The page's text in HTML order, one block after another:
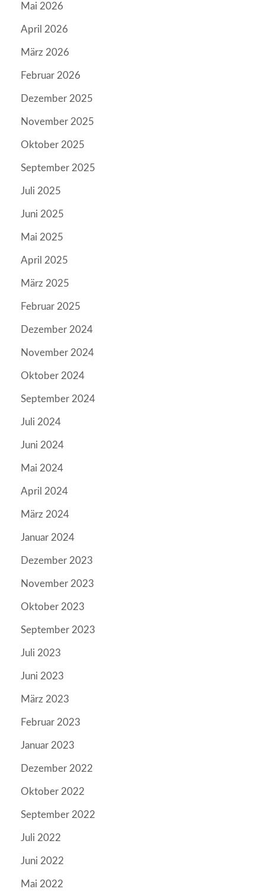
Mai 2026
April 2026
März 2026
Februar 2026
Dezember 2025
November 2025
Oktober 2025
September 2025
Juli 2025
Juni 2025
Mai 2025
April 2025
März 2025
Februar 2025
Dezember 2024
November 2024
Oktober 2024
September 2024
Juli 2024
Juni 2024
Mai 2024
April 2024
März 2024
Januar 2024
Dezember 2023
November 2023
Oktober 2023
September 2023
Juli 2023
Juni 2023
März 2023
Februar 2023
Januar 2023
Dezember 2022
Oktober 2022
September 2022
Juli 2022
Juni 2022
Mai 2022